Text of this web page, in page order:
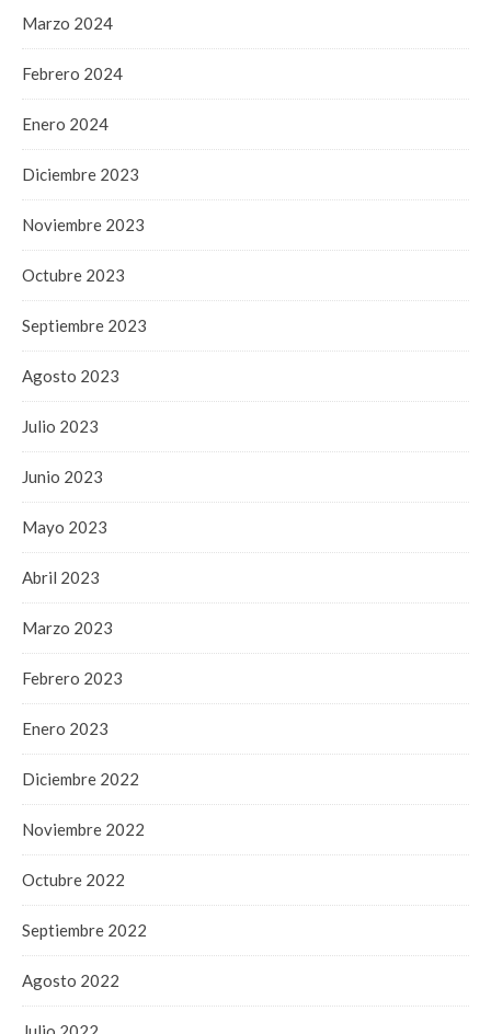
Marzo 2024
Febrero 2024
Enero 2024
Diciembre 2023
Noviembre 2023
Octubre 2023
Septiembre 2023
Agosto 2023
Julio 2023
Junio 2023
Mayo 2023
Abril 2023
Marzo 2023
Febrero 2023
Enero 2023
Diciembre 2022
Noviembre 2022
Octubre 2022
Septiembre 2022
Agosto 2022